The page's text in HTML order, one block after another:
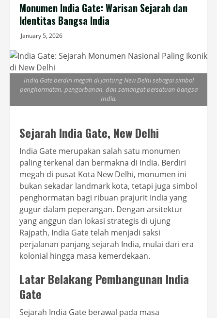
Monumen India Gate: Warisan Sejarah dan
Identitas Bangsa India
January 5, 2026
India Gate berdiri megah di jantung New Delhi sebagai simbol
penghormatan, pengorbanan, dan semangat persatuan bangsa
India.
Sejarah India Gate, New Delhi
India Gate merupakan salah satu monumen
paling terkenal dan bermakna di India. Berdiri
megah di pusat Kota New Delhi, monumen ini
bukan sekadar landmark kota, tetapi juga simbol
penghormatan bagi ribuan prajurit India yang
gugur dalam peperangan. Dengan arsitektur
yang anggun dan lokasi strategis di ujung
Rajpath, India Gate telah menjadi saksi
perjalanan panjang sejarah India, mulai dari era
kolonial hingga masa kemerdekaan.
Latar Belakang Pembangunan India
Gate
Sejarah India Gate berawal pada masa